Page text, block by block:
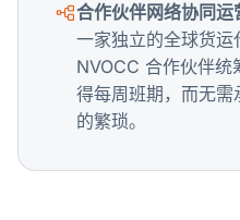
合作伙伴网络协同运
一家独立的全球货
NVOCC 合作伙伴
得每周班期，而无
的繁琐。